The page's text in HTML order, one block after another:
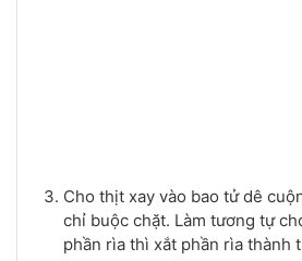
Cho thịt xay vào bao tử dê
chỉ buộc chặt. Làm tương tự
phần rìa thì xắt phần rìa thành